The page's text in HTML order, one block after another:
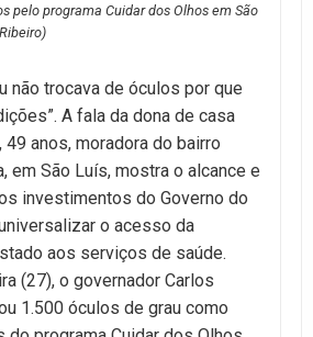
pelo programa Cuidar dos Olhos em São
não trocava de óculos por que
A fala da dona de casa
49 anos, moradora do bairro
em São Luís, mostra o alcance e
investimentos do Governo do
o acesso da
aos serviços de saúde.
(27), o governador Carlos
1.500 óculos de grau como